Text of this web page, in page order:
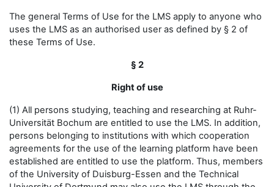
The general Terms of Use for the LMS apply to anyone who
uses the LMS as an authorised user as defined by § 2 of
these Terms of Use.
§ 2
Right of use
(1) All persons studying, teaching and researching at Ruhr-
Universität Bochum are entitled to use the LMS. In addition,
persons belonging to institutions with which cooperation
agreements for the use of the learning platform have been
established are entitled to use the platform. Thus, members
of the University of Duisburg-Essen and the Technical